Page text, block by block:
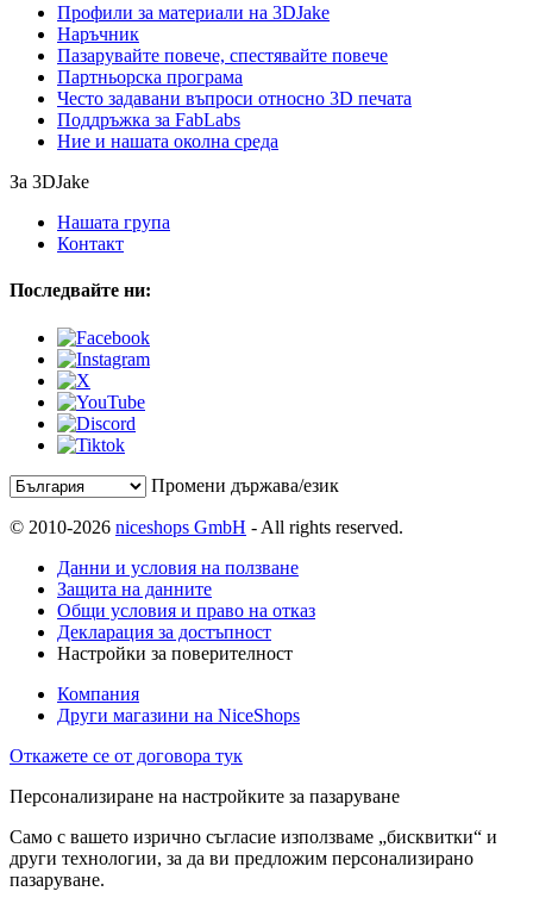
Профили за материали на 3DJake
Наръчник
Пазарувайте повече, спестявайте повече
Партньорска програма
Често задавани въпроси относно 3D печата
Поддръжка за FabLabs
Ние и нашата околна среда
За 3DJake
Нашата група
Контакт
Последвайте ни:
Промени държава/език
© 2010-2026 niceshops GmbH - All rights reserved.
Данни и условия на ползване
Защита на данните
Общи условия и право на отказ
Декларация за достъпност
Настройки за поверителност
Компания
Други магазини на NiceShops
Откажете се от договора тук
Персонализиране на настройките за пазаруване
Само с вашето изрично съгласие използваме „бисквитки“ и
други технологии, за да ви предложим персонализирано
пазаруване.